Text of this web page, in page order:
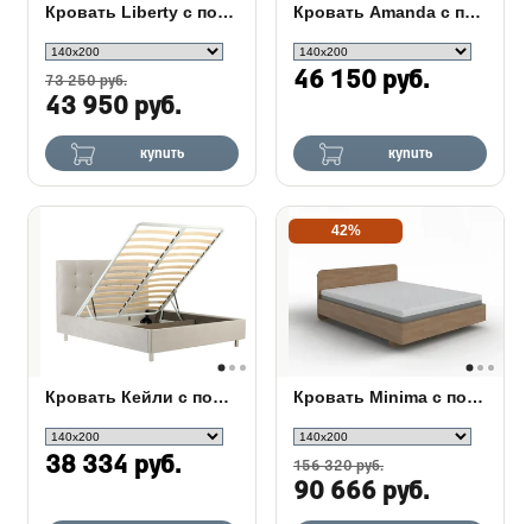
Кровать Liberty с подъемным механизмом
73 250 руб.
43 950 руб.
купить
Кровать Amanda с подъемным механизмом
46 150 руб.
купить
Кровать Кейли с подъемным механизмом
38 334 руб.
42%
Кровать Minima с полкой и подъемным механизмом
156 320 руб.
90 666 руб.